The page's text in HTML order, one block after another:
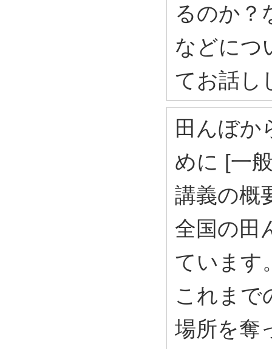
るのか？
などにつ
てお話し
田んぼか
めに [一
講義の概
全国の田
ています
これまで
場所を奪